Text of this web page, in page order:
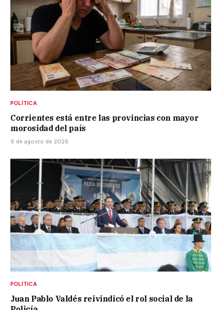
POLÍTICA
Corrientes está entre las provincias con mayor
morosidad del país
9 de agosto de 2026
POLÍTICA
Juan Pablo Valdés reivindicó el rol social de la